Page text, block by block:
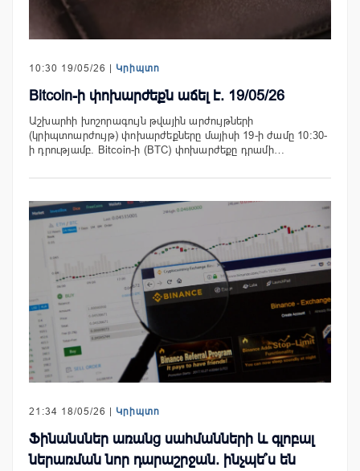
10:30 19/05/26 | Կրիպտո
Bitcoin-ի փոխարժեքն աճել է. 19/05/26
Աշխարհի խոշորագույն թվային արժույթների
(կրիպտոարժույթ) փոխարժեքները մայիսի 19-ի ժամը 10:30-
ի դրությամբ. Bitcoin-ի (BTC) փոխարժեքը դրամի…
21:34 18/05/26 | Կրիպտո
Ֆինանսներ առանց սահմանների և գլոբալ
ներառման նոր դարաշրջան. ինչպե՞ս են